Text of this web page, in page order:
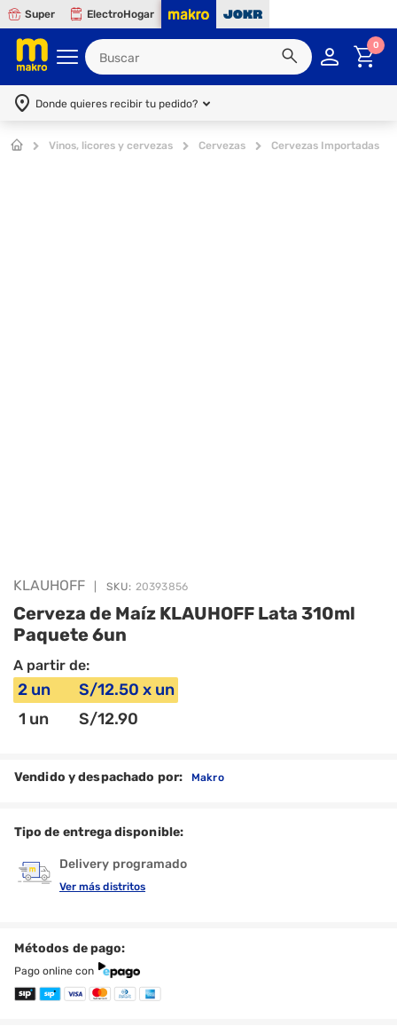
Super ElectroHogar
0
Donde quieres recibir tu pedido?
Vinos, licores y cervezas Cervezas Cervezas Importadas
KLAUHOFF SKU: 20393856
Cerveza de Maíz KLAUHOFF Lata 310ml
Paquete 6un
A partir de:
2 un S/12.50 x un
1 un S/12.90
Vendido y despachado por: Makro
Tipo de entrega disponible:
Delivery programado
Ver más distritos
Métodos de pago:
Pago online con